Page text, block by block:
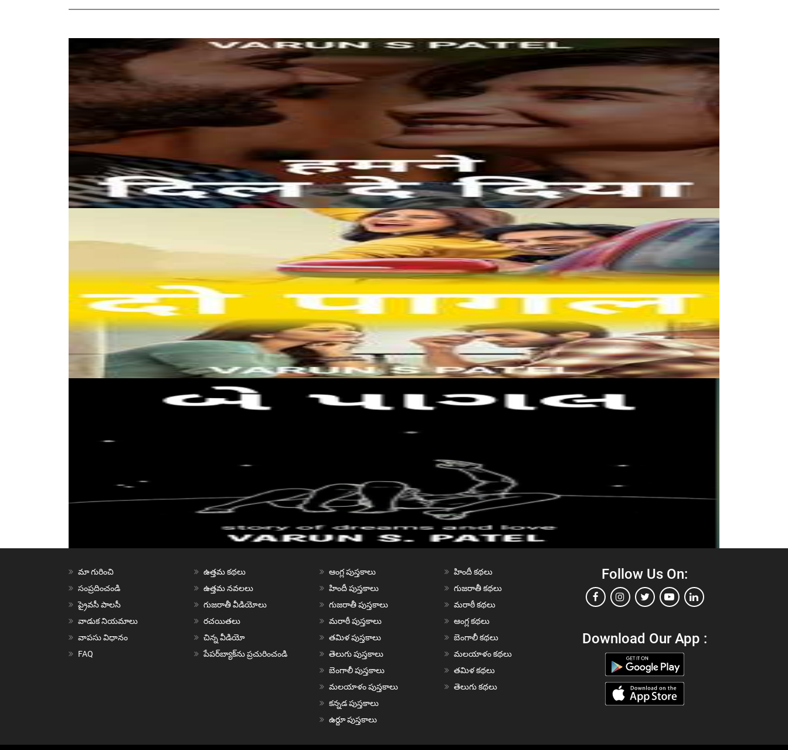
మా గురించి
సంప్రదించండి
ప్రైవసీ పాలసీ
వాడుక నియమాలు
వాపసు విధానం
FAQ
ఉత్తమ కథలు
ఉత్తమ నవలలు
గుజరాతీ వీడియోలు
రచయితలు
చిన్న వీడియో
పేపర్‌బ్యాక్‌ను ప్రచురించండి
ఆంగ్ల పుస్తకాలు
హిందీ పుస్తకాలు
గుజరాతీ పుస్తకాలు
మరాఠీ పుస్తకాలు
తమిళ పుస్తకాలు
తెలుగు పుస్తకాలు
బెంగాలీ పుస్తకాలు
మలయాళం పుస్తకాలు
కన్నడ పుస్తకాలు
ఉర్దూ పుస్తకాలు
హిందీ కథలు
గుజరాతీ కథలు
మరాఠీ కథలు
ఆంగ్ల కథలు
బెంగాలీ కథలు
మలయాళం కథలు
తమిళ కథలు
తెలుగు కథలు
Follow Us On:
Download Our App :